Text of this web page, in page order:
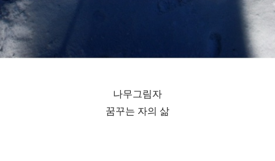
나무그림자
꿈꾸는 자의 삶